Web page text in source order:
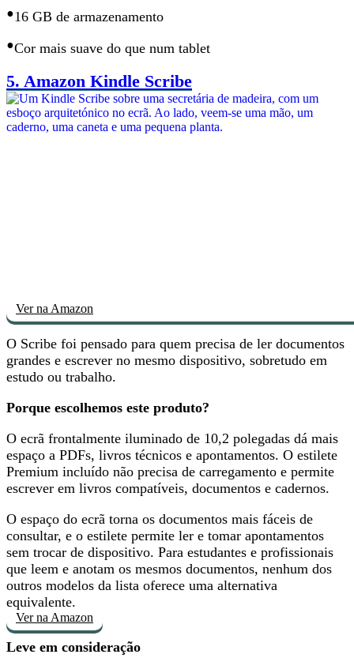
•16 GB de armazenamento
•Cor mais suave do que num tablet
5. Amazon Kindle Scribe
Ver na Amazon
O Scribe foi pensado para quem precisa de ler documentos
grandes e escrever no mesmo dispositivo, sobretudo em
estudo ou trabalho.
Porque escolhemos este produto?
O ecrã frontalmente iluminado de 10,2 polegadas dá mais
espaço a PDFs, livros técnicos e apontamentos. O estilete
Premium incluído não precisa de carregamento e permite
escrever em livros compatíveis, documentos e cadernos.
O espaço do ecrã torna os documentos mais fáceis de
consultar, e o estilete permite ler e tomar apontamentos
sem trocar de dispositivo. Para estudantes e profissionais
que leem e anotam os mesmos documentos, nenhum dos
outros modelos da lista oferece uma alternativa
equivalente.
Ver na Amazon
Leve em consideração